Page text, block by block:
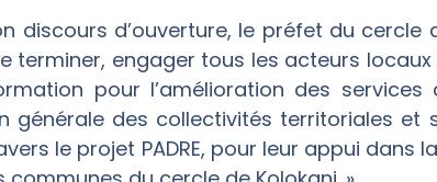
discours d’ouverture, le préfet du
terminer, engager tous les acteurs
pour l’amélioration des
générale des collectivités territoriales
le projet PADRE, pour leur appui